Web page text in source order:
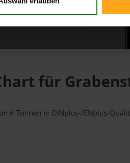
für
6 Tonnen in DINplus-/ENplus-